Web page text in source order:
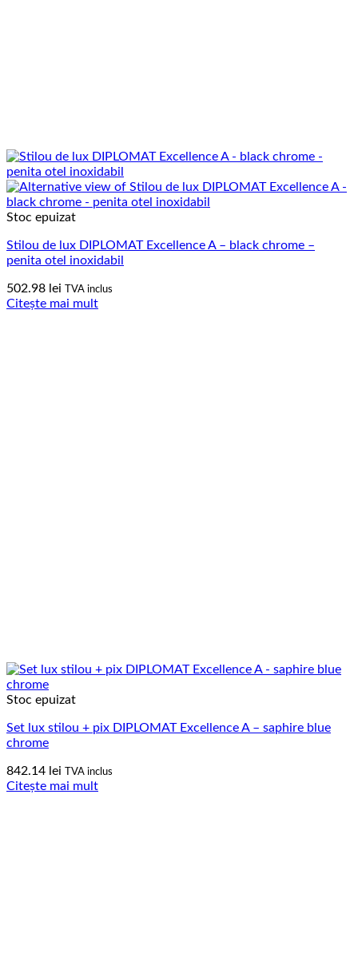
Stoc epuizat
Stilou de lux DIPLOMAT Excellence A – black chrome –
penita otel inoxidabil
502.98 lei TVA inclus
Citește mai mult
Stoc epuizat
Set lux stilou + pix DIPLOMAT Excellence A – saphire blue
chrome
842.14 lei TVA inclus
Citește mai mult